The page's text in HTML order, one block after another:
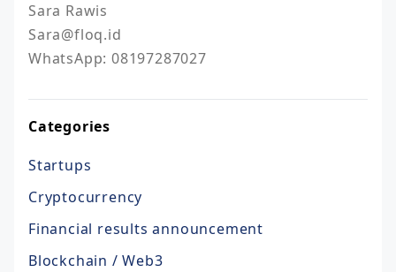
Sara Rawis
Sara@floq.id
WhatsApp: 08197287027
Categories
Startups
Cryptocurrency
Financial results announcement
Blockchain / Web3